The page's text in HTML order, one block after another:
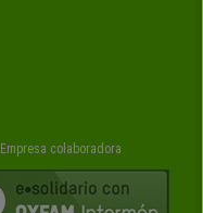
Empresa colaboradora